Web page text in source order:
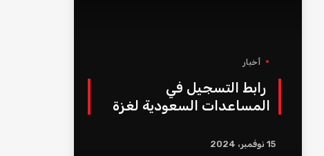
أخبار
رابط التسجيل في
المساعدات السعودية لغزة
15 نوفمبر، 2024